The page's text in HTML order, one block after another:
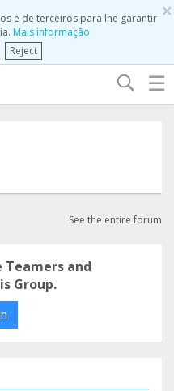
×
e de terceiros para lhe garantir
Mais informação
Reject
☰
See the entire forum
and
Group.